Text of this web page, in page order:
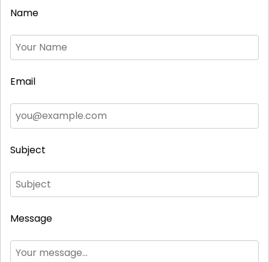
Name
Email
Subject
Message